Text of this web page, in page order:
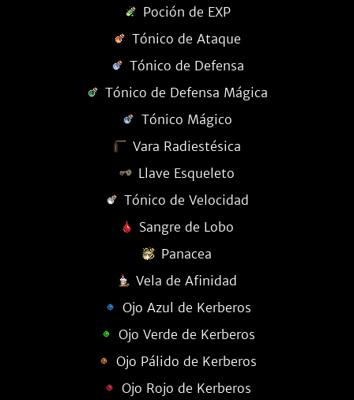
Poción de EXP
Tónico de Ataque
Tónico de Defensa
Tónico de Defensa Mágica
Tónico Mágico
Vara Radiestésica
Llave Esqueleto
Tónico de Velocidad
Sangre de Lobo
Panacea
Vela de Afinidad
Ojo Azul de Kerberos
Ojo Verde de Kerberos
Ojo Pálido de Kerberos
Ojo Rojo de Kerberos